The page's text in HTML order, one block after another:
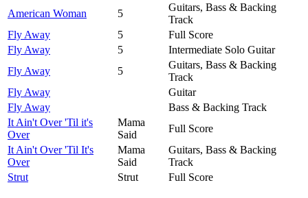
American Woman
5
Guitars, Bass & Backing
Track
Fly Away
5
Full Score
Fly Away
5
Intermediate Solo Guitar
Fly Away
5
Guitars, Bass & Backing
Track
Fly Away
Guitar
Fly Away
Bass & Backing Track
It Ain't Over 'Til it's
Over
Mama
Said
Full Score
It Ain't Over 'Til It's
Over
Mama
Said
Guitars, Bass & Backing
Track
Strut
Strut Full Score